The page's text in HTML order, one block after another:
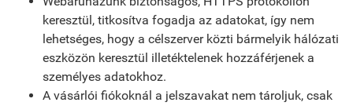
keresztül, titkosítva fogadja az adatokat, így nem
lehetséges, hogy a célszerver közti bármelyik hálózati
eszközön keresztül illetéktelenek hozzáférjenek a
személyes adatokhoz.
A vásárlói fiókoknál a jelszavakat nem tároljuk, csak